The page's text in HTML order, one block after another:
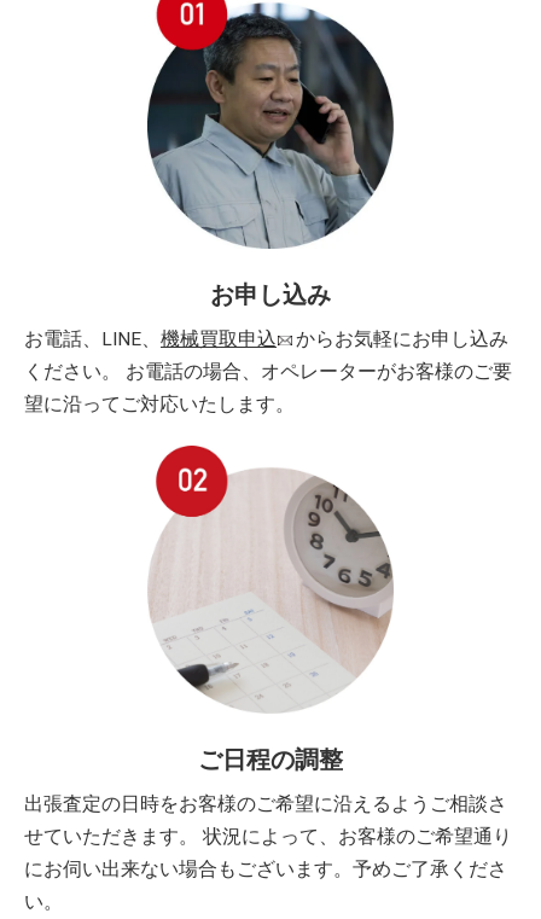
お申し込み
お電話、LINE、 機械買取申込
からお気軽にお申し込み
ください。 お電話の場合、オペレーターがお客様のご要
望に沿ってご対応いたします。
ご日程の調整
出張査定の日時をお客様のご希望に沿えるようご相談さ
せていただきます。 状況によって、お客様のご希望通り
にお伺い出来ない場合もございます。予めご了承くださ
い。